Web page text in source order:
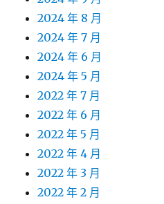
2024 年 8 月
2024 年 7 月
2024 年 6 月
2024 年 5 月
2022 年 7 月
2022 年 6 月
2022 年 5 月
2022 年 4 月
2022 年 3 月
2022 年 2 月